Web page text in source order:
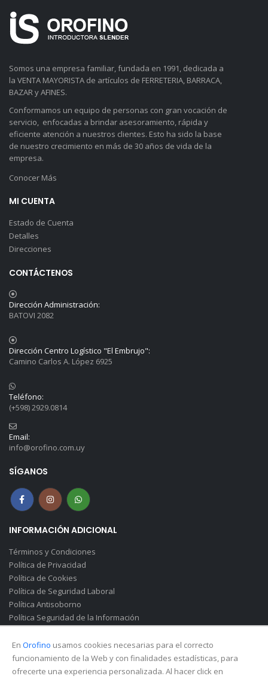
Somos una empresa familiar, fundada en 1991, dedicada a
la VENTA MAYORISTA de artículos de FERRETERIA, BARRACA,
BAZAR y AFINES.
Conformamos un equipo de personas con gran vocación de
servicio, enfocadas a brindar asesoramiento, rápida y
eficiente atención a nuestros clientes. Esto ha sido la base
de nuestro crecimiento en más de 30 años de vida de la
empresa.
Conocer Más
MI CUENTA
Estado de Cuenta
Detalles
Direcciones
CONTÁCTENOS
Dirección Administración:
BATOVI 2082
Dirección Centro Logístico "El Embrujo":
Camino Carlos A. López 6925
Teléfono:
(+598) 2929.0814
Email:
info@orofino.com.uy
SÍGANOS
INFORMACIÓN ADICIONAL
Términos y Condiciones
Política de Privacidad
Política de Cookies
Política de Seguridad Laboral
Política Antisoborno
Política Seguridad de la Información
En Orofino usamos cookies necesarias para el correcto
funcionamiento de la Web y con finalidades estadísticas, para
ofrecerte una experiencia personalizada. Al hacer click en